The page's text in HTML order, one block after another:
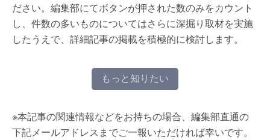
ださい。編集部にてボタンが押された数のみをカウント
し、件数の多いものについてはさらに深掘り取材を実施
したうえで、詳細記事の掲載を積極的に検討します。
もっと知りたい
※本記事の関連情報などをお持ちの場合、編集部直通の
下記メールアドレスまでご一報いただければ幸いです。